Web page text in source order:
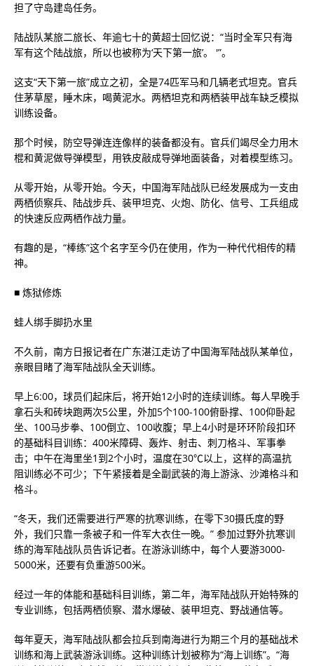
担了守岛建岛任务。
陆战队某旅二旅长、年逾七十的黄超士回忆说：“当时全军只有海
军有这个陆战旅，所以也被称为‘天下第一旅’。 '”。
这支“天下第一旅”成立之初，全是74匹军马和几辆老式坦克。官兵
住茅草屋，睡木床，喝黄泥水。两栖坦克和两栖装甲战车缺乏模拟
训练设备。
那个时候，防空导弹连连像样的装备都没有。官兵们竭尽全力用木
棍和黄泥做导弹模型，用铁皮敲成导弹地面装备，对着模型练习。
从零开始，从零开始。今天，中国海军陆战队已经发展成为一支由
两栖侦察兵、陆战步兵、装甲坦克、火炮、防化、信号、工兵组成
的快速反应两栖作战力量。
有趣的是，“棒练”这个名字至今仍在使用，作为一种代代相传的精
神。
■ 炼狱修炼
蛙人绑手脚扔水里
不久前，南方日报记者在广东湛江走访了中国海军陆战队某单位，
亲眼目睹了海军陆战队全天训练。
早上6:00，球员们起床后，将开始12小时的连续训练。每人早晚手
拿石头和砖块跑两次5公里，外加5个100-100俯卧撑、100仰卧起
坐、100马步拳、100倒立、100收腹；早上4小时是环环阶段扣环
的基础科目训练：400米障碍、轰炸、射击、刺刀格斗、军事拳
击；中午在海里坐1到2个小时，温度在30℃以上，这样的高温抗
阻训练必不可少；下午紧接着是全副武装的海上游泳、沙滩格斗和
格斗。
“冬天，我们还需要进行严寒的抗寒训练，在零下30摄氏度的野
外，我们只靠一条被子和一件军大衣住一晚。” 参加过野外抗寒训
练的海军陆战队员告诉记者。在游泳训练中，每个人要游3000-
5000米，还要有负重游500米。
经过一年的体能和基础科目训练，第二年，海军陆战队开始特殊的
专业训练，包括两栖侦察、潜水爆破、装甲坦克、野战通信等。
每年夏天，海军陆战队都会拉兵到南海进行为期三个月的基础战术
训练和海上武装游泳训练。这种训练计划被称为“海上训练”。“海